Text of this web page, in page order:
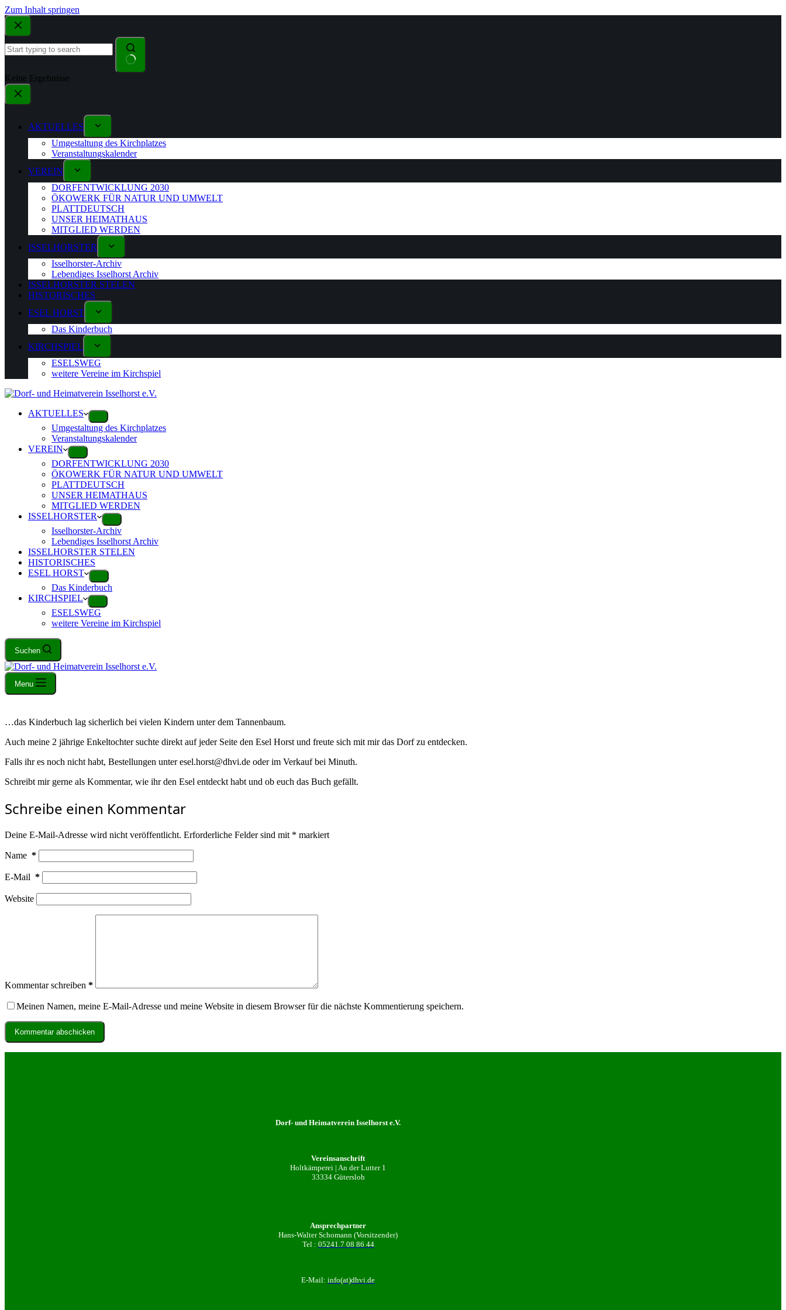
Zum Inhalt springen
Keine Ergebnisse
AKTUELLES
Umgestaltung des Kirchplatzes
Veranstaltungskalender
VEREIN
DORFENTWICKLUNG 2030
ÖKOWERK FÜR NATUR UND UMWELT
PLATTDEUTSCH
UNSER HEIMATHAUS
MITGLIED WERDEN
ISSELHORSTER
Isselhorster-Archiv
Lebendiges Isselhorst Archiv
ISSELHORSTER STELEN
HISTORISCHES
ESEL HORST
Das Kinderbuch
KIRCHSPIEL
ESELSWEG
weitere Vereine im Kirchspiel
AKTUELLES
Umgestaltung des Kirchplatzes
Veranstaltungskalender
VEREIN
DORFENTWICKLUNG 2030
ÖKOWERK FÜR NATUR UND UMWELT
PLATTDEUTSCH
UNSER HEIMATHAUS
MITGLIED WERDEN
ISSELHORSTER
Isselhorster-Archiv
Lebendiges Isselhorst Archiv
ISSELHORSTER STELEN
HISTORISCHES
ESEL HORST
Das Kinderbuch
KIRCHSPIEL
ESELSWEG
weitere Vereine im Kirchspiel
Suchen
Menu
…das Kinderbuch lag sicherlich bei vielen Kindern unter dem Tannenbaum.
Auch meine 2 jährige Enkeltochter suchte direkt auf jeder Seite den Esel Horst und freute sich mit mir das Dorf zu entdecken.
Falls ihr es noch nicht habt, Bestellungen unter esel.horst@dhvi.de oder im Verkauf bei Minuth.
Schreibt mir gerne als Kommentar, wie ihr den Esel entdeckt habt und ob euch das Buch gefällt.
Schreibe einen Kommentar
Deine E-Mail-Adresse wird nicht veröffentlicht. Erforderliche Felder sind mit * markiert
Name *
E-Mail *
Website
Kommentar schreiben *
Meinen Namen, meine E-Mail-Adresse und meine Website in diesem Browser für die nächste Kommentierung speichern.
Kommentar abschicken
Dorf- und Heimatverein Isselhorst e.V.
Vereinsanschrift
Holtkämperei | An der Lutter 1
33334 Gütersloh
Ansprechpartner
Hans-Walter Schomann (Vorsitzender)
Tel : 05241.7 08 86 44
E-Mail: info(at)dhvi.de